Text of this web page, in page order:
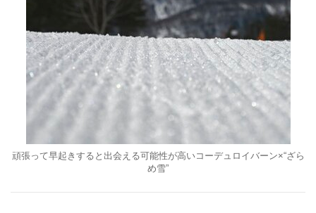
頑張って早起きすると出会える可能性が高いコーデュロイバーン×“ざら
め雪”